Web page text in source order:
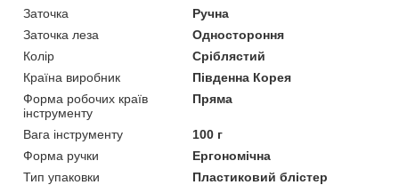
Заточка
Ручна
Заточка леза
Одностороння
Колір
Сріблястий
Країна виробник
Південна Корея
Форма робочих країв
інструменту
Пряма
Вага інструменту
100 г
Форма ручки
Ергономічна
Тип упаковки
Пластиковий блістер